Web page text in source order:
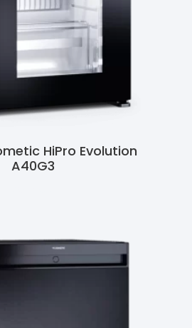
HiPro Evolution
A40G3